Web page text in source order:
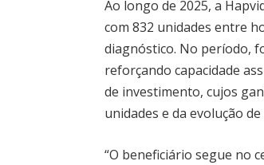
Ao longo de 2025, a
com 832 unidades entre
diagnóstico. No período,
reforçando capacidade
de investimento, cujos
unidades e da evolução
“O beneficiário segue no